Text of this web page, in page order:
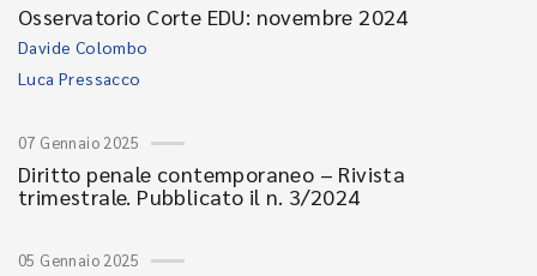
Osservatorio Corte EDU: novembre 2024
Davide Colombo
Luca Pressacco
07 Gennaio 2025
Diritto penale contemporaneo – Rivista
trimestrale. Pubblicato il n. 3/2024
05 Gennaio 2025